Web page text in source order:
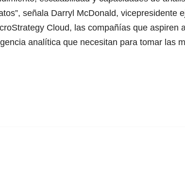
señala Darryl McDonald, vicepresidente
Cloud, las compañías que aspiren
analítica que necesitan para tomar las